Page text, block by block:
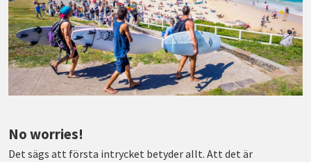
No worries!
Det sägs att första intrycket betyder allt. Att det är